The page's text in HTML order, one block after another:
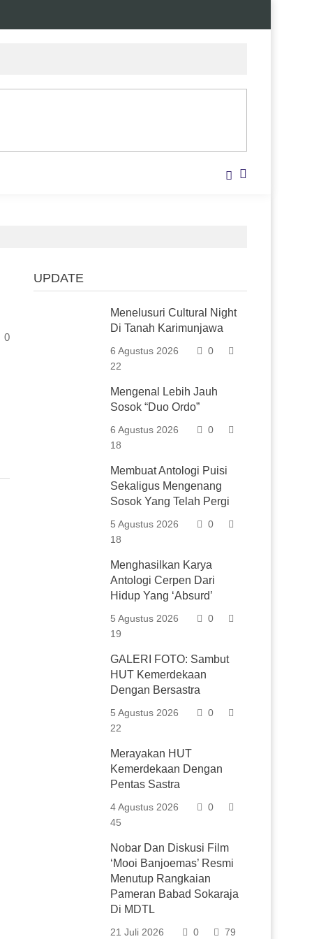
0
UPDATE
Menelusuri Cultural Night
Di Tanah Karimunjawa
6 Agustus 2026
0
22
Mengenal Lebih Jauh
Sosok “Duo Ordo”
6 Agustus 2026
0
18
Membuat Antologi Puisi
Sekaligus Mengenang
Sosok Yang Telah Pergi
5 Agustus 2026
0
18
Menghasilkan Karya
Antologi Cerpen Dari
Hidup Yang ‘Absurd’
5 Agustus 2026
0
19
GALERI FOTO: Sambut
HUT Kemerdekaan
Dengan Bersastra
5 Agustus 2026
0
22
Merayakan HUT
Kemerdekaan Dengan
Pentas Sastra
4 Agustus 2026
0
45
Nobar Dan Diskusi Film
‘Mooi Banjoemas’ Resmi
Menutup Rangkaian
Pameran Babad Sokaraja
Di MDTL
21 Juli 2026 0 79